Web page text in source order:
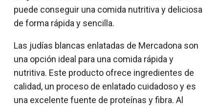
puede conseguir una comida nutritiva y deliciosa
de forma rápida y sencilla.
Las judías blancas enlatadas de Mercadona son
una opción ideal para una comida rápida y
nutritiva. Este producto ofrece ingredientes de
calidad, un proceso de enlatado cuidadoso y es
una excelente fuente de proteínas y fibra. Al